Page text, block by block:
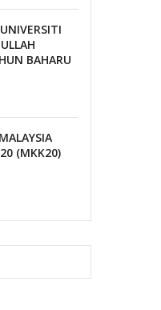
BAHARU
(MKK20)